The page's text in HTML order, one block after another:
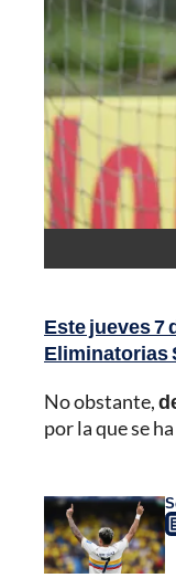
Este jueves 7
Eliminatorias
No obstante,
por la que se